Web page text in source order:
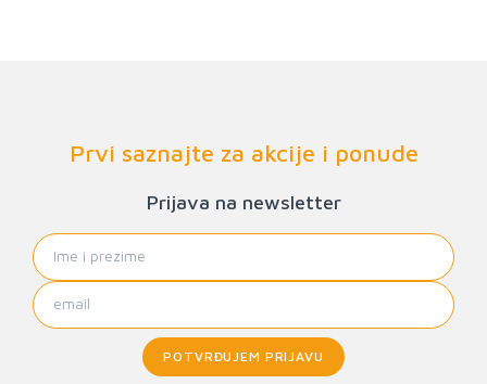
Prvi saznajte za akcije i ponude
Prijava na newsletter
POTVRĐUJEM PRIJAVU